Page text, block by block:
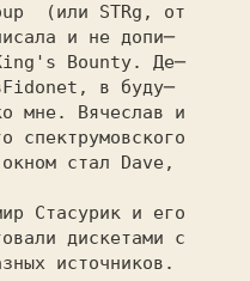
(или STRg, от
Bounty. Де─
мне. Вячеслав и
спектрумовского
дискетами с
источников.